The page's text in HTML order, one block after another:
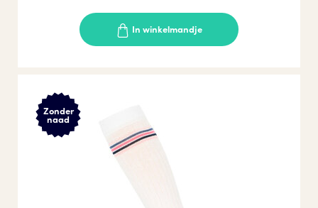
In winkelmandje
Zonder
naad